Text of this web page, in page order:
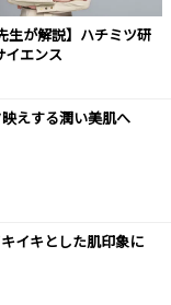
生が解説】ハチミツ研
イエンス
えする潤い美肌へ
イキとした肌印象に